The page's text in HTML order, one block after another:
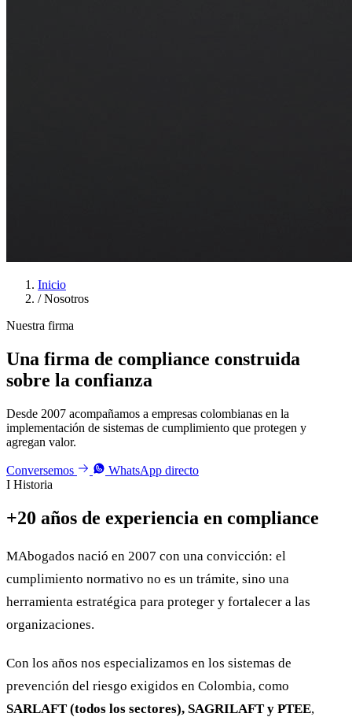
Inicio
/ Nosotros
Nuestra firma
Una firma de compliance construida
sobre la confianza
Desde 2007 acompañamos a empresas colombianas en la
implementación de sistemas de cumplimiento que protegen y
agregan valor.
Conversemos
WhatsApp directo
I Historia
+20 años de experiencia en compliance
MAbogados nació en 2007 con una convicción: el
cumplimiento normativo no es un trámite, sino una
herramienta estratégica para proteger y fortalecer a las
organizaciones.
Con los años nos especializamos en los sistemas de
prevención del riesgo exigidos en Colombia, como
SARLAFT (todos los sectores), SAGRILAFT y PTEE,